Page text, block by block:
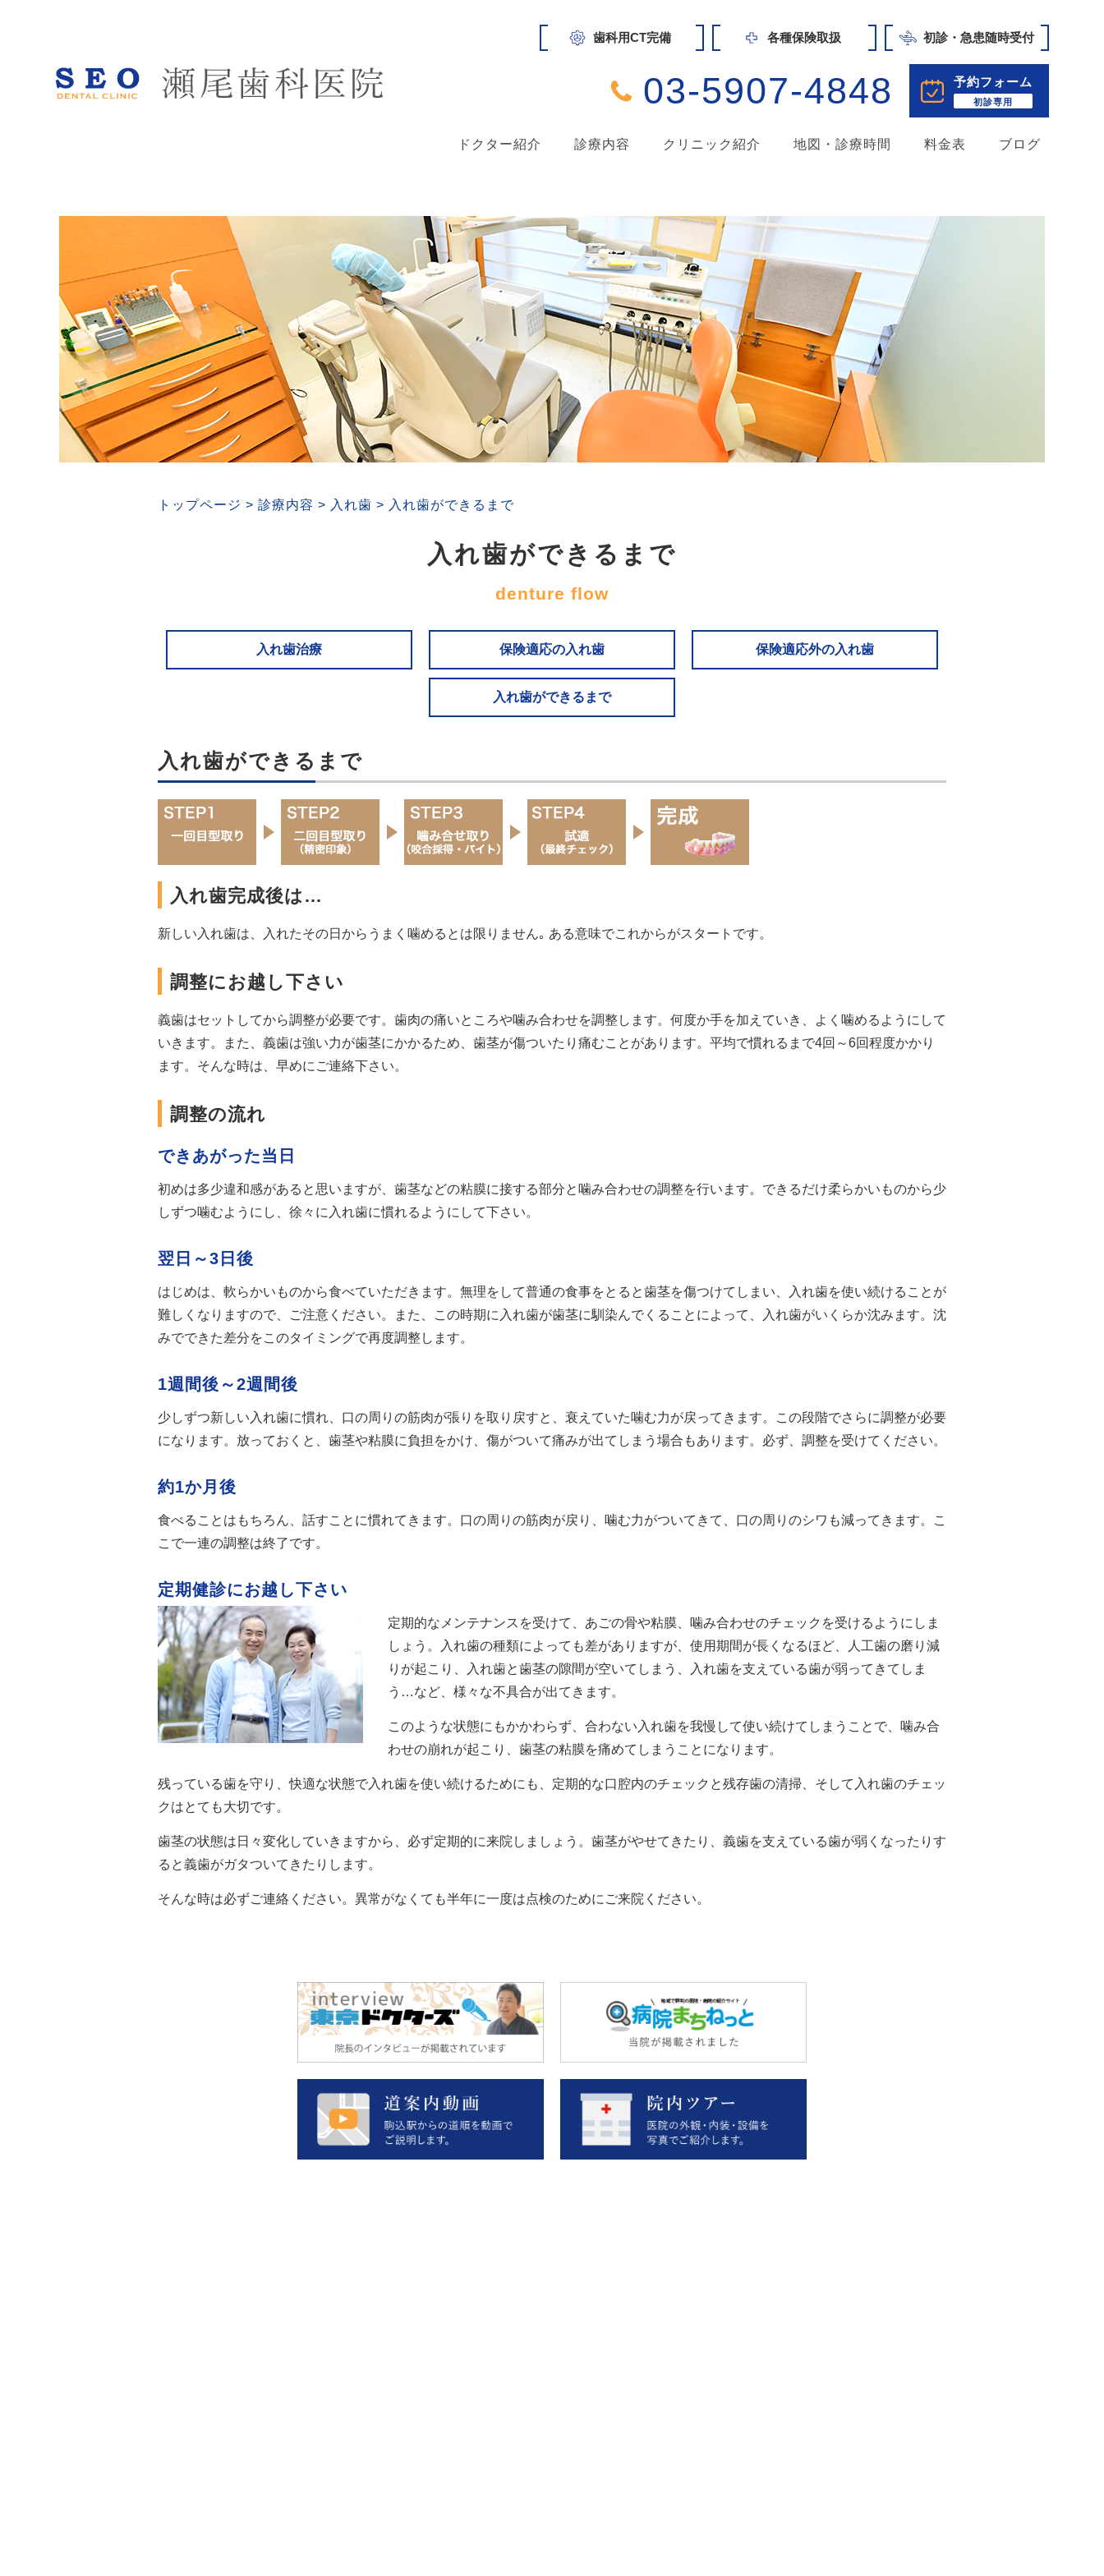
歯科用CT完備 各種保険取扱 初診・急患随時受付
03-5907-4848 予約フォーム
初診専用
ドクター紹介 診療内容 クリニック紹介 地図・診療時間 料金表 ブログ
トップページ > 診療内容 > 入れ歯 > 入れ歯ができるまで
入れ歯ができるまで
denture flow
入れ歯治療 保険適応の入れ歯 保険適応外の入れ歯
入れ歯ができるまで
入れ歯ができるまで
入れ歯完成後は…
新しい入れ歯は、入れたその日からうまく噛めるとは限りません｡ ある意味でこれからがスタートです。
調整にお越し下さい
義歯はセットしてから調整が必要です。歯肉の痛いところや噛み合わせを調整します。何度か手を加えていき、よく噛めるようにして
いきます。また、義歯は強い力が歯茎にかかるため、歯茎が傷ついたり痛むことがあります。平均で慣れるまで4回～6回程度かかり
ます。そんな時は、早めにご連絡下さい。
調整の流れ
できあがった当日
初めは多少違和感があると思いますが、歯茎などの粘膜に接する部分と噛み合わせの調整を行います。できるだけ柔らかいものから少
しずつ噛むようにし、徐々に入れ歯に慣れるようにして下さい。
翌日～3日後
はじめは、軟らかいものから食べていただきます。無理をして普通の食事をとると歯茎を傷つけてしまい、入れ歯を使い続けることが
難しくなりますので、ご注意ください。また、この時期に入れ歯が歯茎に馴染んでくることによって、入れ歯がいくらか沈みます。沈
みでできた差分をこのタイミングで再度調整します。
1週間後～2週間後
少しずつ新しい入れ歯に慣れ、口の周りの筋肉が張りを取り戻すと、衰えていた噛む力が戻ってきます。この段階でさらに調整が必要
になります。放っておくと、歯茎や粘膜に負担をかけ、傷がついて痛みが出てしまう場合もあります。必ず、調整を受けてください。
約1か月後
食べることはもちろん、話すことに慣れてきます。口の周りの筋肉が戻り、噛む力がついてきて、口の周りのシワも減ってきます。こ
こで一連の調整は終了です。
定期健診にお越し下さい
定期的なメンテナンスを受けて、あごの骨や粘膜、噛み合わせのチェックを受けるようにしま
しょう。入れ歯の種類によっても差がありますが、使用期間が長くなるほど、人工歯の磨り減
りが起こり、入れ歯と歯茎の隙間が空いてしまう、入れ歯を支えている歯が弱ってきてしま
う…など、様々な不具合が出てきます。
このような状態にもかかわらず、合わない入れ歯を我慢して使い続けてしまうことで、噛み合
わせの崩れが起こり、歯茎の粘膜を痛めてしまうことになります。
残っている歯を守り、快適な状態で入れ歯を使い続けるためにも、定期的な口腔内のチェックと残存歯の清掃、そして入れ歯のチェッ
クはとても大切です。
歯茎の状態は日々変化していきますから、必ず定期的に来院しましょう。歯茎がやせてきたり、義歯を支えている歯が弱くなったりす
ると義歯がガタついてきたりします。
そんな時は必ずご連絡ください。異常がなくても半年に一度は点検のためにご来院ください。